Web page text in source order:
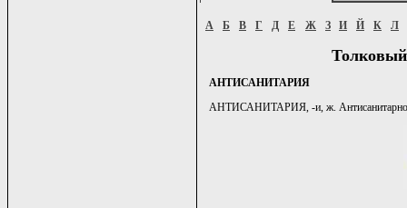
А Б В Г Д Е Ж З И Й К Л
АНТИСАНИТАРИЯ
АНТИСАНИТАРИЯ, -и, ж. Антисанитарное